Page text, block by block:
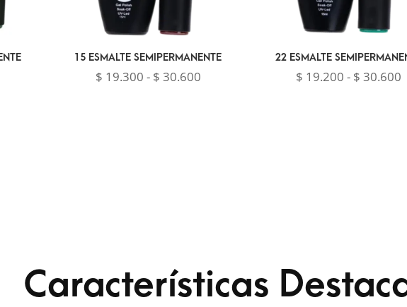
15 ESMALTE SEMIPERMANENTE
$ 19.300 - $ 30.600Rango
22 ESMALTE
$ 19.200 - $ 30.600
Características